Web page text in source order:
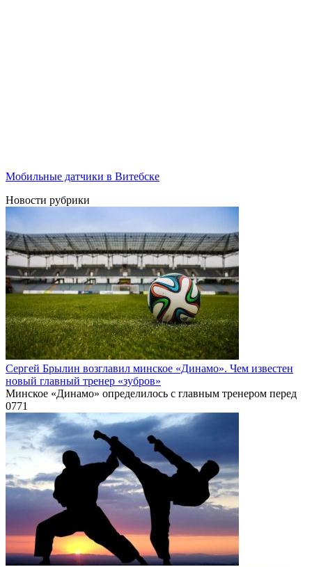
Мобильные датчики в Витебске
Новости рубрики
Сергей Брылин возглавил минское «Динамо». Чем известен
новый главный тренер «зубров»
Минское «Динамо» определилось с главным тренером перед
0771